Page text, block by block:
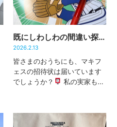
ん […]
既にしわしわの間違い探し
2026.2.13
皆さまのおうちにも、マキフ
ェスの招待状は届いています
でしょうか？
私の実家も、
す。そして恒例なのが なかな
か見つからない「間違い探